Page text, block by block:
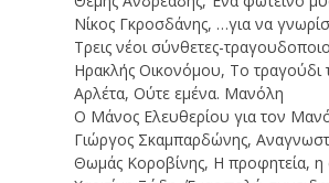
Νίκος Γκροσδάνης, …για να
Τρεις νέοι σύνθετες-
Ηρακλής Οικονόμου, Το τραγούδι
Αρλέτα, Ούτε εμένα. Μανόλη
Ο Μάνος Ελευθερίου για τον
Γιώργος Σκαμπαρδώνης,
Θωμάς Κοροβίνης, Η προφητεία, η